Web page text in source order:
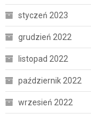
styczeń 2023
grudzień 2022
listopad 2022
październik 2022
wrzesień 2022